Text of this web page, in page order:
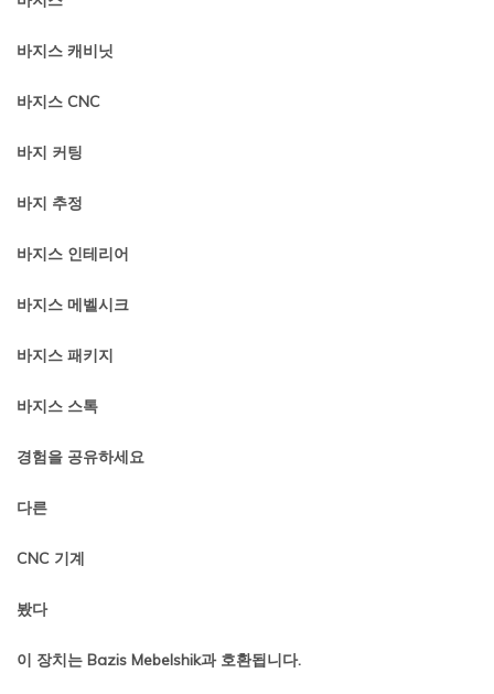
바지스 캐비닛
바지스 CNC
바지 커팅
바지 추정
바지스 인테리어
바지스 메벨시크
바지스 패키지
바지스 스톡
경험을 공유하세요
다른
CNC 기계
봤다
이 장치는 Bazis Mebelshik과 호환됩니다.